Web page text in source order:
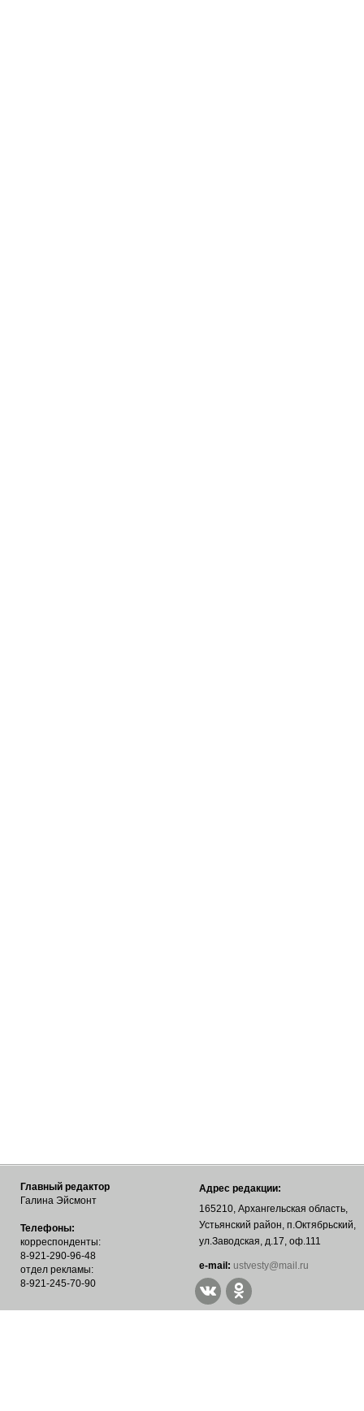
Главный редактор
Галина Эйсмонт
Телефоны:
корреспонденты:
8-921-290-96-48
отдел рекламы:
8-921-245-70-90
Адрес редакции:
165210, Архангельская область,
Устьянский район, п.Октябрьский,
ул.Заводская, д.17, оф.111
е-mail: ustvesty@mail.ru